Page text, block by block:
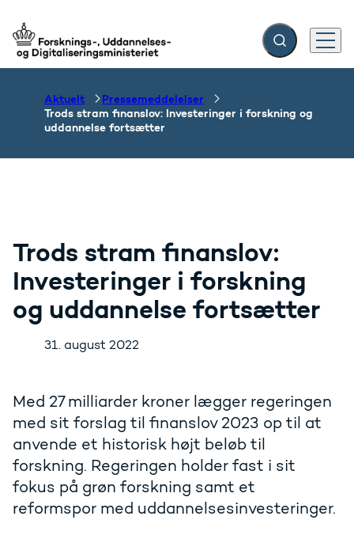
Gå til forsiden Fold søgefelt ud
Menu
Aktuelt
Pressemeddelelser
Trods stram finanslov: Investeringer i forskning og
uddannelse fortsætter
Trods stram finanslov:
Investeringer i forskning
og uddannelse fortsætter
31. august 2022
Med 27 milliarder kroner lægger regeringen
med sit forslag til finanslov 2023 op til at
anvende et historisk højt beløb til
forskning. Regeringen holder fast i sit
fokus på grøn forskning samt et
reformspor med uddannelsesinvesteringer.